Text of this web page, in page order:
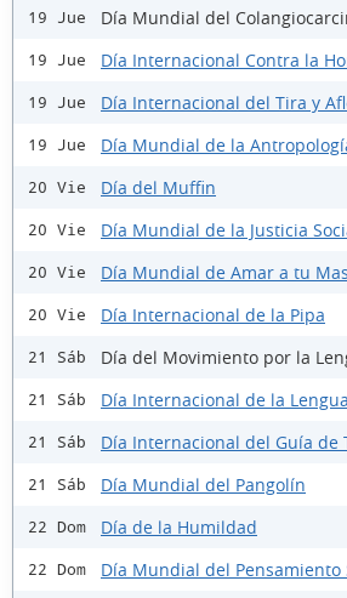
19 Jue Día Mundial del
19 Jue Día Internacional Contra la
19 Jue Día Internacional del Tira y
19 Jue Día Mundial de la
20 Vie Día del Muffin
20 Vie Día Mundial de la Justicia
20 Vie Día Mundial de Amar a tu
20 Vie Día Internacional de la Pipa
21 Sáb Día del Movimiento por la
21 Sáb Día Internacional de la
21 Sáb Día Internacional del Guía de
21 Sáb Día Mundial del Pangolín
22 Dom Día de la Humildad
22 Dom Día Mundial del Pensamiento